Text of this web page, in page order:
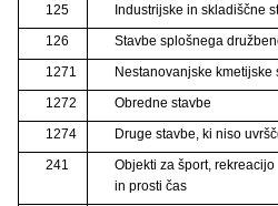
125
Industrijske in skladiščne
126
Stavbe splošnega
1271
Nestanovanjske kmetijske
1272
Obredne stavbe
1274
Druge stavbe, ki niso
241
Objekti za šport, rekreacijo
in prosti čas